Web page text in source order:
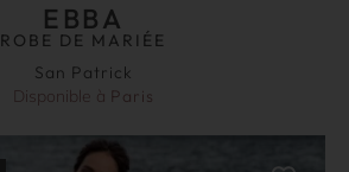
EBBA
ROBE DE MARIÉE
San Patrick
Disponible à Paris